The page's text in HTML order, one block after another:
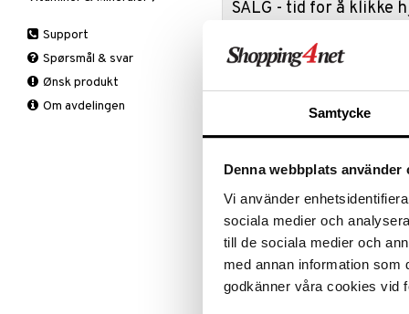
Samtycke
Denna webbplats använder
Vi använder
sociala medier och
till de sociala medier och
med annan information som
godkänner våra cookies vid
SALG - tid for å klikke
TIL
Produktinfo
Neglesaks med ergonomisk
medfølgende etuiet fungerer
BPA-fri og med rustfrie blader.
Knær
Legg
Nakke
Rygg
Smertestillende
Tabletter
B-Vitaminer
C-Vitamin
Jern
Kalsium
Support
Spørsmål & svar
Ønsk produkt
Om avdelingen